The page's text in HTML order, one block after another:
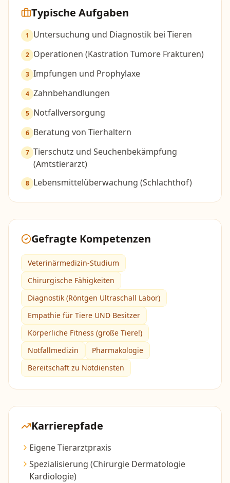
Typische Aufgaben
1 Untersuchung und Diagnostik bei Tieren
2 Operationen (Kastration Tumore Frakturen)
3 Impfungen und Prophylaxe
4 Zahnbehandlungen
5 Notfallversorgung
6 Beratung von Tierhaltern
7 Tierschutz und Seuchenbekämpfung
(Amtstierarzt)
8 Lebensmittelüberwachung (Schlachthof)
Gefragte Kompetenzen
Veterinärmedizin-Studium
Chirurgische Fähigkeiten
Diagnostik (Röntgen Ultraschall Labor)
Empathie für Tiere UND Besitzer
Körperliche Fitness (große Tiere!)
Notfallmedizin
Pharmakologie
Bereitschaft zu Notdiensten
Karrierepfade
Eigene Tierarztpraxis
Spezialisierung (Chirurgie Dermatologie
Kardiologie)